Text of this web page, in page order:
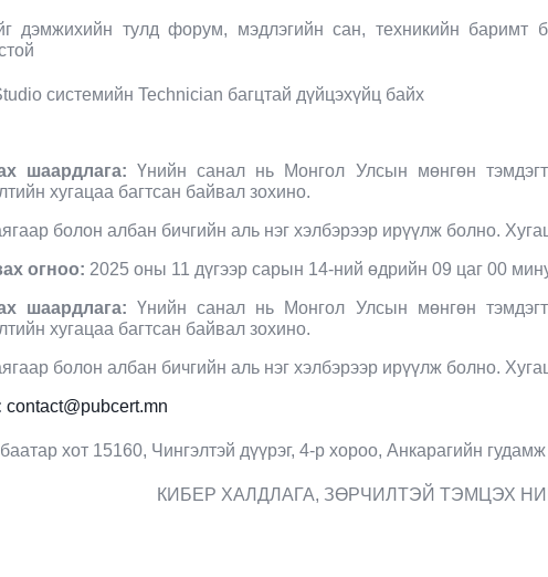
дэмжихийн тулд форум, мэдлэгийн сан, техникийн баримт
системийн Technician багцтай дүйцэхүйц байх
шаардлага: Үнийн санал нь Монгол Улсын мөнгөн
хугацаа багтсан байвал зохино.
болон албан бичгийн аль нэг хэлбэрээр ирүүлж болно.
огноо: 2025 оны 11 дүгээр сарын 14-ний өдрийн 09 цаг 00
шаардлага: Үнийн санал нь Монгол Улсын мөнгөн
хугацаа багтсан байвал зохино.
болон албан бичгийн аль нэг хэлбэрээр ирүүлж болно.
contact@pubcert.mn
хот 15160, Чингэлтэй дүүрэг, 4-р хороо, Анкарагийн
КИБЕР ХАЛДЛАГА, ЗӨРЧИЛТЭЙ ТЭМЦЭХ